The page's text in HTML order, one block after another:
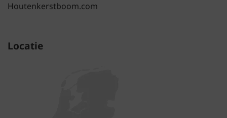
Houtenkerstboom.com
Locatie